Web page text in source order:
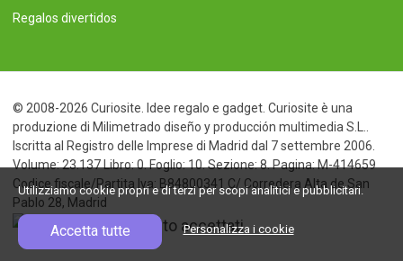
Regalos divertidos
© 2008-2026 Curiosite. Idee regalo e gadget. Curiosite è una
produzione di Milimetrado diseño y producción multimedia S.L..
Iscritta al Registro delle Imprese di Madrid dal 7 settembre 2006.
Volume: 23.137 Libro: 0. Foglio: 10. Sezione: 8. Pagina: M-414659
Codice fiscale/Partita Iva: B84800341 C/ Corredera Alta de San
Pablo 28, Madrid
Utilizziamo cookie propri e di terzi per scopi analitici e pubblicitari.
Accetta tutte Personalizza i cookie